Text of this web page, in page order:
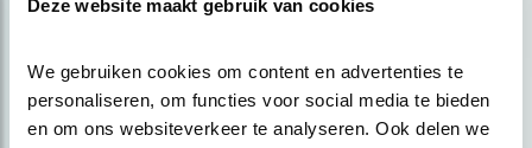
Deze website maakt gebruik van cookies
We gebruiken cookies om content en advertenties te
personaliseren, om functies voor social media te bieden
en om ons websiteverkeer te analyseren. Ook delen we